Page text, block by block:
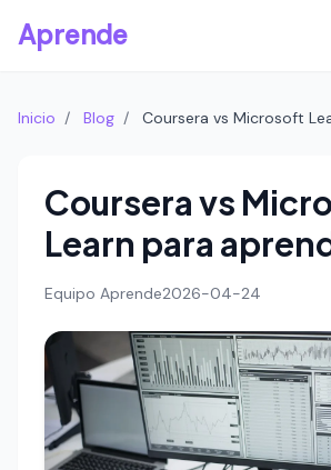
Aprende
Inicio / Blog / Coursera vs Microsoft
Coursera vs
Learn para
Equipo Aprende2026-04-24